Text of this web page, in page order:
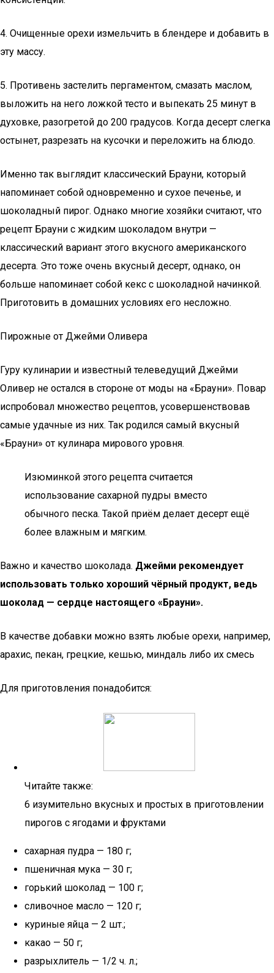
4. Очищенные орехи измельчить в блендере и добавить в
эту массу.
5. Противень застелить пергаментом, смазать маслом,
выложить на него ложкой тесто и выпекать 25 минут в
духовке, разогретой до 200 градусов. Когда десерт слегка
остынет, разрезать на кусочки и переложить на блюдо.
Именно так выглядит классический Брауни, который
напоминает собой одновременно и сухое печенье, и
шоколадный пирог. Однако многие хозяйки считают, что
рецепт Брауни с жидким шоколадом внутри —
классический вариант этого вкусного американского
десерта. Это тоже очень вкусный десерт, однако, он
больше напоминает собой кекс с шоколадной начинкой.
Приготовить в домашних условиях его несложно.
Пирожные от Джейми Оливера
Гуру кулинарии и известный телеведущий Джейми
Оливер не остался в стороне от моды на «Брауни». Повар
испробовал множество рецептов, усовершенствовав
самые удачные из них. Так родился самый вкусный
«Брауни» от кулинара мирового уровня.
Изюминкой этого рецепта считается
использование сахарной пудры вместо
обычного песка. Такой приём делает десерт ещё
более влажным и мягким.
Важно и качество шоколада. Джейми рекомендует
использовать только хороший чёрный продукт, ведь
шоколад — сердце настоящего «Брауни».
В качестве добавки можно взять любые орехи, например,
арахис, пекан, грецкие, кешью, миндаль либо их смесь
Для приготовления понадобится:
Читайте также:
6 изумительно вкусных и простых в приготовлении
пирогов с ягодами и фруктами
сахарная пудра — 180 г;
пшеничная мука — 30 г;
горький шоколад — 100 г;
сливочное масло — 120 г;
куриные яйца — 2 шт.;
какао — 50 г;
разрыхлитель — 1/2 ч. л.;